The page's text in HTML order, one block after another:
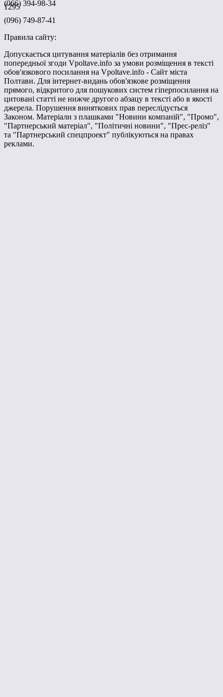
1295
(066) 394-98-34
(096) 749-87-41
Правила сайту:
Допускається цитування матеріалів без отримання
попередньої згоди Vpoltave.info за умови розміщення в тексті
обов'язкового посилання на Vpoltave.info - Сайт міста
Полтави. Для інтернет-видань обов'язкове розміщення
прямого, відкритого для пошукових систем гіперпосилання на
цитовані статті не нижче другого абзацу в тексті або в якості
джерела. Порушення виняткових прав переслідується
Законом. Матеріали з плашками "Новини компаній", "Промо",
"Партнерський матеріал", "Політичні новини", "Прес-реліз"
та "Партнерський спецпроект" публікуються на правах
реклами.